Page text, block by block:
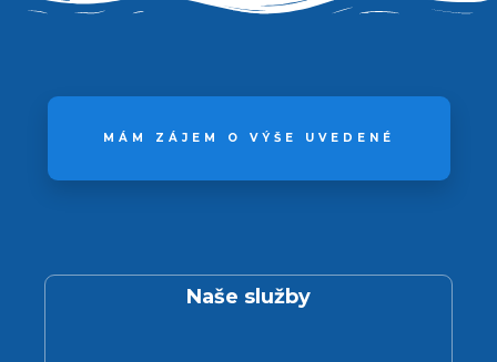
MÁM ZÁJEM O VÝŠE UVEDENÉ
Naše služby